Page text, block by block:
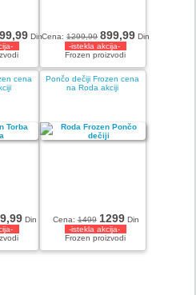
DinCena:1299,99 899,99 Din
-istekla akcija-
Frozen proizvodi
cena
Din
Pončo dečiji Frozen cena
na Roda akciji
Cena:1499 1299Din
-istekla akcija-
Frozen proizvodi